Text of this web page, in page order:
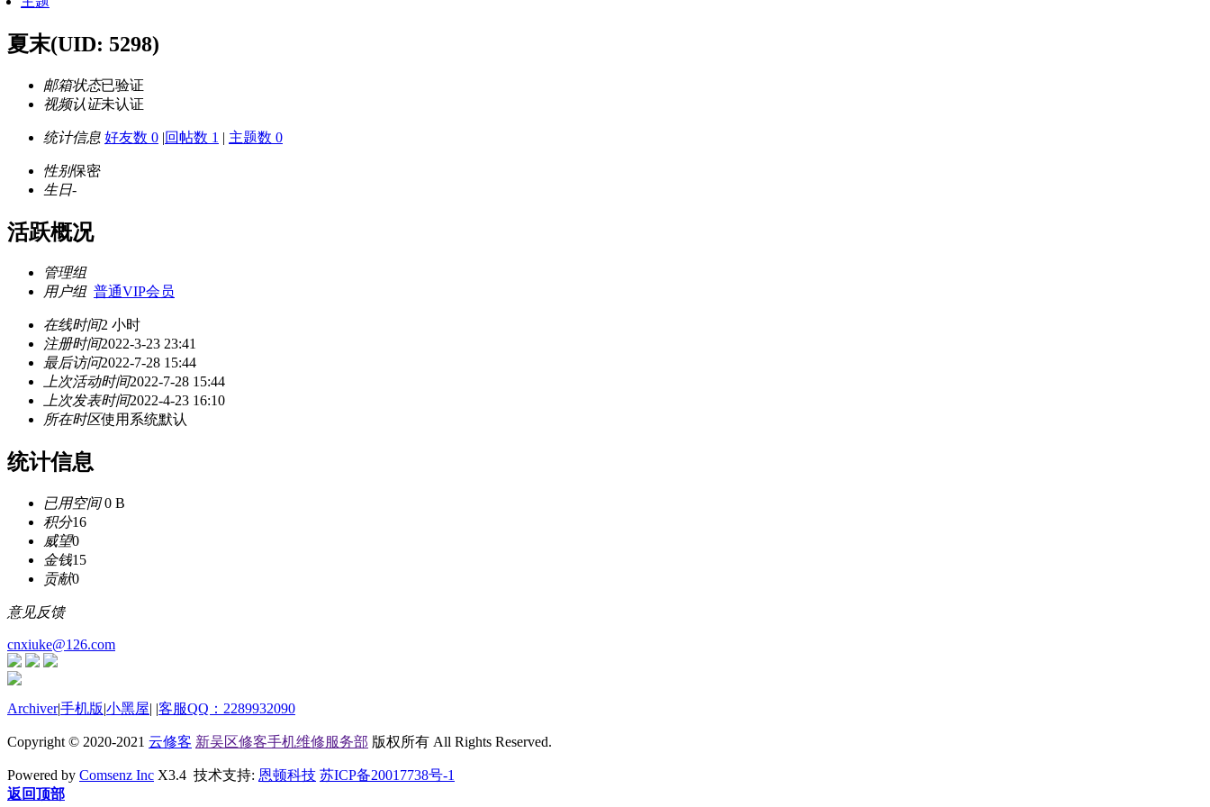
夏末(UID: 5298)
邮箱状态已验证
视频认证未认证
统计信息 好友数 0 |回帖数 1 | 主题数 0
性别保密
生日-
活跃概况
管理组
用户组 普通VIP会员
在线时间2 小时
注册时间2022-3-23 23:41
最后访问2022-7-28 15:44
上次活动时间2022-7-28 15:44
上次发表时间2022-4-23 16:10
所在时区使用系统默认
统计信息
已用空间0 B
积分16
威望0
金钱15
贡献0
意见反馈
cnxiuke@126.com
Archiver|手机版|小黑屋| |客服QQ：2289932090
Copyright © 2020-2021 云修客 新吴区修客手机维修服务部 版权所有 All Rights Reserved.
Powered by Comsenz Inc X3.4 技术支持: 恩顿科技 苏ICP备20017738号-1
返回顶部